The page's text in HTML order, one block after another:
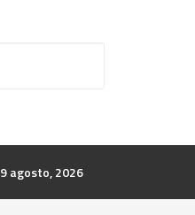
9 agosto, 2026